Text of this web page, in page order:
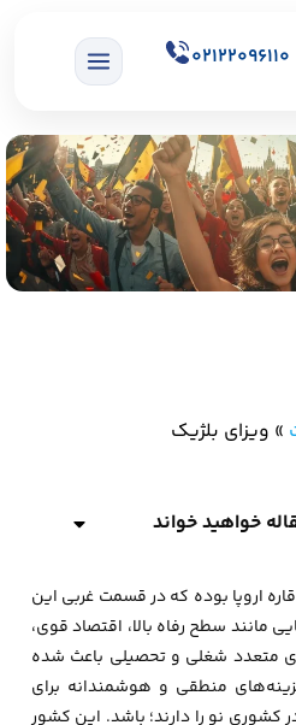
02122096110
» ویزای بلژیک
خواهید خواند
اروپا بوده که در قسمت غربی این
مانند سطح رفاه بالا، اقتصاد قوی،
متعدد شغلی و تحصیلی باعث شده
منطقی و هوشمندانه برای
نو را دارند؛ باشد. این کشور